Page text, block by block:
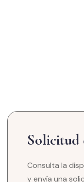
Solicitud
Consulta la
y envía una